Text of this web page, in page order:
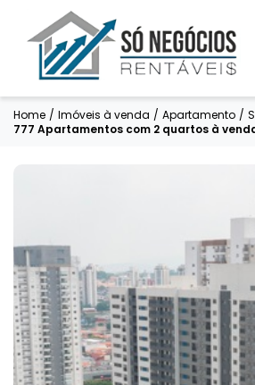
Home / Imóveis à venda / Apartamento /
777 Apartamentos com 2 quartos à